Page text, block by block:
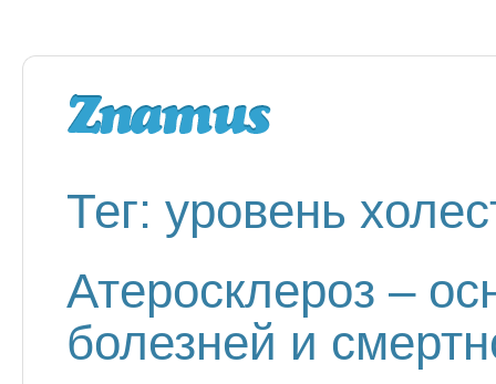
Тег: уровень
Атеросклероз –
болезней и